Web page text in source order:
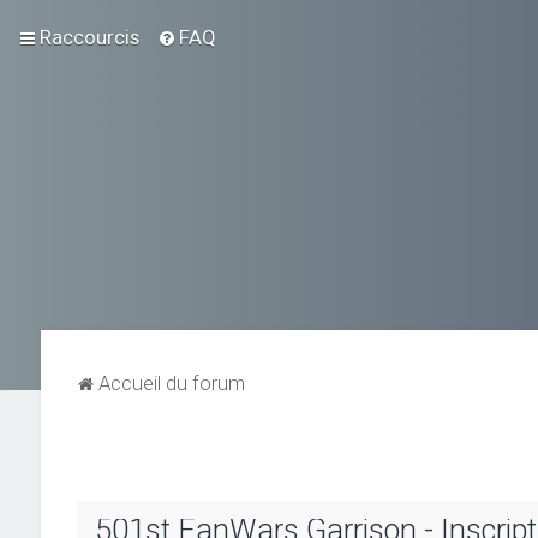
Raccourcis FAQ
Accueil du forum
501st FanWars Garrison -